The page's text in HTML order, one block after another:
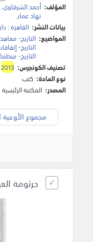
المؤلف: أحمد الشرقاوي.
نهاد عمار.
بيانات النشر: القاهرة:
المواضيع: التاريخ-
التاريخ-
التاريخ-
تصنيف الكونجرس: 2013
نوع المادة: كتب
المصدر: المكتبة الرئيسية
مجموع الأوعية
جرثومة